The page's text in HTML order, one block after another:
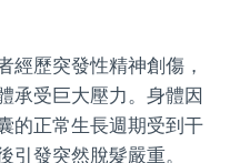
經歷突發性精神創傷，
承受巨大壓力。身體因
的正常生長週期受到干
發突然脫髮嚴重。